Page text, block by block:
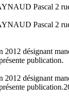
Pascal 2
Pascal 2
désignant
publication.
désignant
publication.